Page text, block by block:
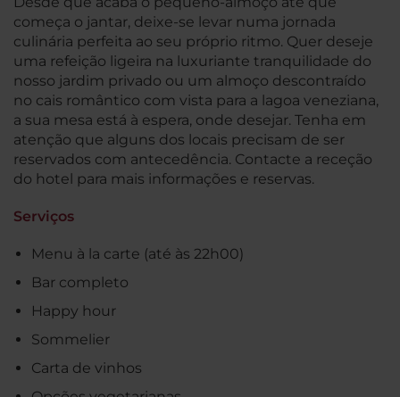
começa o jantar, deixe-se levar numa jornada
culinária perfeita ao seu próprio ritmo. Quer deseje
uma refeição ligeira na luxuriante tranquilidade do
nosso jardim privado ou um almoço descontraído
no cais romântico com vista para a lagoa veneziana,
a sua mesa está à espera, onde desejar. Tenha em
atenção que alguns dos locais precisam de ser
reservados com antecedência. Contacte a receção
do hotel para mais informações e reservas.
Serviços
Menu à la carte (até às 22h00)
Bar completo
Happy hour
Sommelier
Carta de vinhos